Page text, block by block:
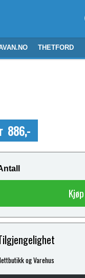
THETFORD
886,-
Kjøp
og Varehus